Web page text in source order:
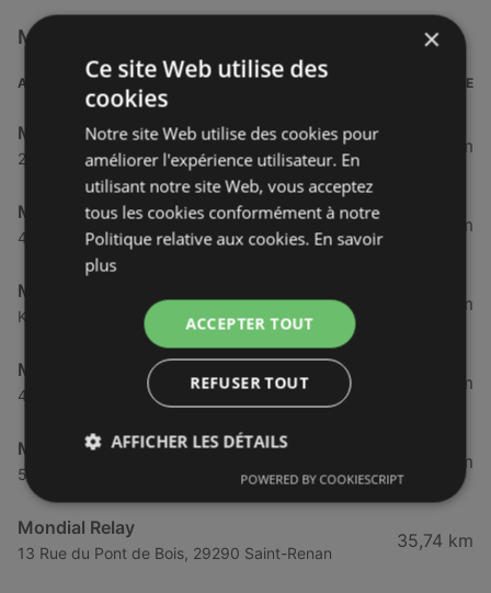
Magasins Mondial Relay à proximité
ADRESSE DISTANCE
Mondial Relay
2 Rue de la Mairie, 29810 Lampaul-Plouarzel
24,76 km
Mondial Relay
45 Route de Melon, 29840 Porspoder
24,94 km
Mondial Relay
Keruscat, 29830 Ploudalmézeau
32,92 km
Mondial Relay
4 Bis Rue Auguste Caroff, 29830 Ploudalmézeau
33,57 km
Mondial Relay
5 Rue de Brest, 29830 Ploudalmézeau
33,6 km
Mondial Relay
13 Rue du Pont de Bois, 29290 Saint-Renan
35,74 km
×
Ce site Web utilise des
cookies
Notre site Web utilise des cookies pour
améliorer l'expérience utilisateur. En
utilisant notre site Web, vous acceptez
tous les cookies conformément à notre
Politique relative aux cookies. En savoir
plus
ACCEPTER TOUT
REFUSER TOUT
AFFICHER LES DÉTAILS
POWERED BY COOKIESCRIPT